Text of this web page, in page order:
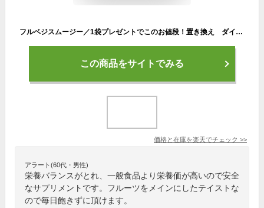
フルベジスムージー／1袋プレゼントでこのお値段！置き換え ダイエット スムージー【選べる5つの福袋 フルベジ (FRUVEGE) 300g×5袋】置き換え 満腹/ダイエット 食品/チアシード/低カロリー/朝食/朝置換え/満腹/腹持ち/乳酸菌/粉末/低カロリー/スーパーセール
この商品をサイトでみる
価格と在庫を楽天でチェック >>
アラート(60代・男性)
栄養バランスがとれ、一般食品より栄養価が高いので安全
なサプリメントです。フルーツをメインにしたテイストな
ので毎日飽きずに頂けます。